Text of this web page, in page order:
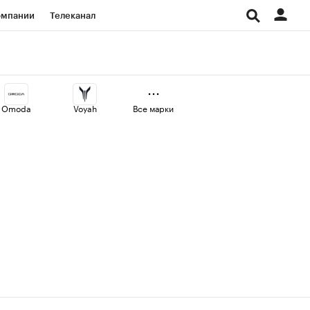
Телеканал
Проверка контрагентов
Omoda Voyah Все марки